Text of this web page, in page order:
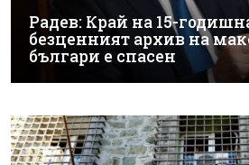
Радев: Край на 15-
безценният архив на
българи е спасен